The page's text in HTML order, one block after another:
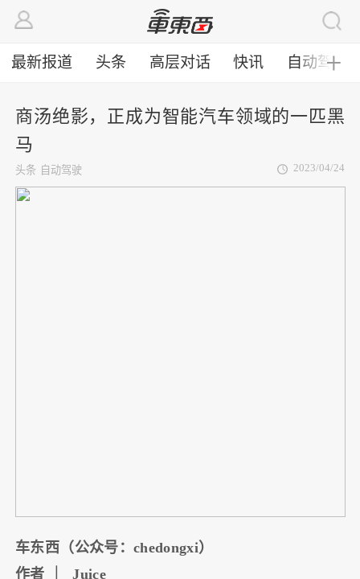
最新报道 头条 高层对话 快讯 自动驾驶
╋
商汤绝影，正成为智能汽车领域的一匹黑
马
头条 自动驾驶 2023/04/24
车东西（公众号：chedongxi）
作者 ｜
Juice